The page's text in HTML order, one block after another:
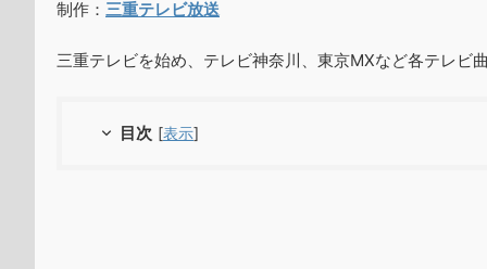
制作： 三重テレビ放送
三重テレビを始め、テレビ神奈川、東京MXなど各テレビ
目次 [表示]